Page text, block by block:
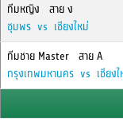
ทีมหญิง สาย ง
ชุมพร vs เชียงใหม่
ทีมชาย Master สาย A
กรุงเทพมหานคร vs เชียงใ